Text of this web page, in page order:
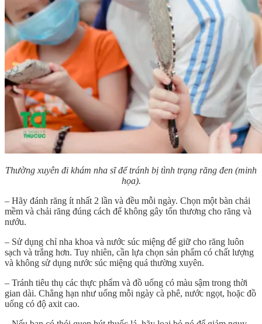
Thường xuyên đi khám nha sĩ để tránh bị tình trạng răng đen (minh
họa).
– Hãy đánh răng ít nhất 2 lần và đều mỗi ngày. Chọn một bàn chải
mềm và chải răng đúng cách để không gây tổn thương cho răng và
nướu.
– Sử dụng chỉ nha khoa và nước súc miệng để giữ cho răng luôn
sạch và trắng hơn. Tuy nhiên, cần lựa chọn sản phẩm có chất lượng
và không sử dụng nước súc miệng quá thường xuyên.
– Tránh tiêu thụ các thực phẩm và đồ uống có màu sậm trong thời
gian dài. Chẳng hạn như uống mỗi ngày cà phê, nước ngọt, hoặc đồ
uống có độ axit cao.